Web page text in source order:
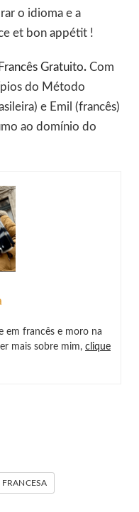
o idioma e a
et bon appétit !
Gratuito.Com
do Método
e Emil (francês)
ao domínio do
em francês e moro na
mais sobre mim, clique